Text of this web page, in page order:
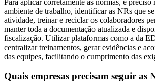
Para aplicar corretamente as normas, é preciso
ambiente de trabalho, identificar as NRs que
atividade, treinar e reciclar os colaboradores
manter toda a documentação atualizada e
fiscalização. Utilizar plataformas como a da
centralizar treinamentos, gerar evidências e
das equipes, facilitando o cumprimento das
Quais empresas precisam seguir as